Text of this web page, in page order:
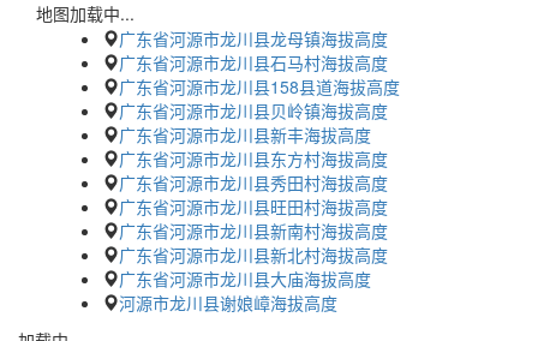
地图加载中...
广东省河源市龙川县龙母镇海拔高度
广东省河源市龙川县石马村海拔高度
广东省河源市龙川县158县道海拔高度
广东省河源市龙川县贝岭镇海拔高度
广东省河源市龙川县新丰海拔高度
广东省河源市龙川县东方村海拔高度
广东省河源市龙川县秀田村海拔高度
广东省河源市龙川县旺田村海拔高度
广东省河源市龙川县新南村海拔高度
广东省河源市龙川县新北村海拔高度
广东省河源市龙川县大庙海拔高度
河源市龙川县谢娘嶂海拔高度